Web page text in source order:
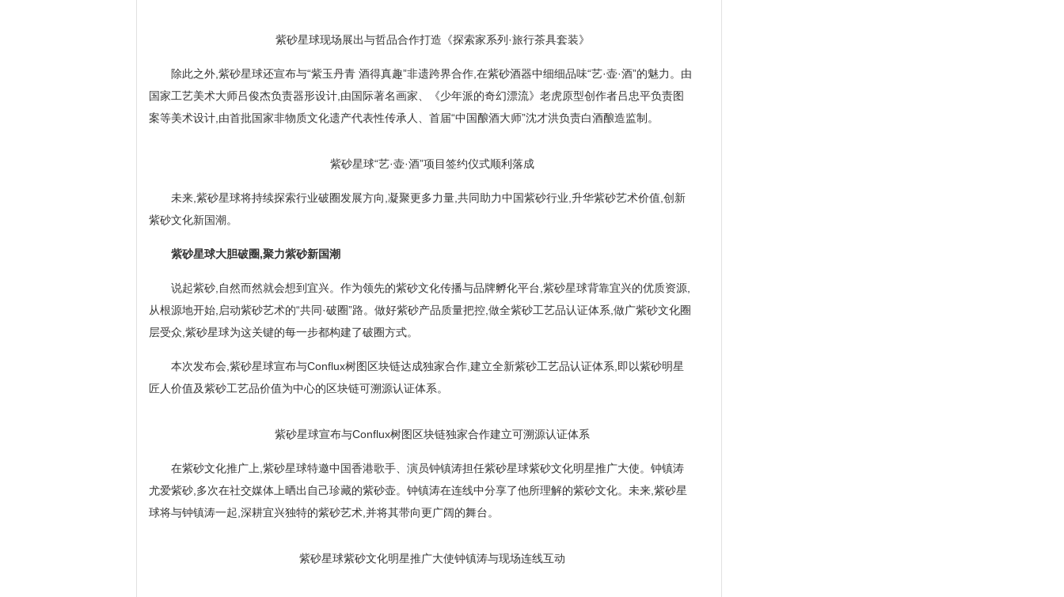
紫砂星球现场展出与哲品合作打造《探索家系列·旅行茶具套装》
除此之外,紫砂星球还宣布与“紫玉丹青 酒得真趣”非遗跨界合作,在紫砂酒器中细细品味“艺·壶·酒”的魅力。由
国家工艺美术大师吕俊杰负责器形设计,由国际著名画家、《少年派的奇幻漂流》老虎原型创作者吕忠平负责图
案等美术设计,由首批国家非物质文化遗产代表性传承人、首届“中国酿酒大师”沈才洪负责白酒酿造监制。
紫砂星球“艺·壶·酒”项目签约仪式顺利落成
未来,紫砂星球将持续探索行业破圈发展方向,凝聚更多力量,共同助力中国紫砂行业,升华紫砂艺术价值,创新
紫砂文化新国潮。
紫砂星球大胆破圈,聚力紫砂新国潮
说起紫砂,自然而然就会想到宜兴。作为领先的紫砂文化传播与品牌孵化平台,紫砂星球背靠宜兴的优质资源,
从根源地开始,启动紫砂艺术的“共同·破圈”路。做好紫砂产品质量把控,做全紫砂工艺品认证体系,做广紫砂文化圈
层受众,紫砂星球为这关键的每一步都构建了破圈方式。
本次发布会,紫砂星球宣布与Conflux树图区块链达成独家合作,建立全新紫砂工艺品认证体系,即以紫砂明星
匠人价值及紫砂工艺品价值为中心的区块链可溯源认证体系。
紫砂星球宣布与Conflux树图区块链独家合作建立可溯源认证体系
在紫砂文化推广上,紫砂星球特邀中国香港歌手、演员钟镇涛担任紫砂星球紫砂文化明星推广大使。钟镇涛
尤爱紫砂,多次在社交媒体上晒出自己珍藏的紫砂壶。钟镇涛在连线中分享了他所理解的紫砂文化。未来,紫砂星
球将与钟镇涛一起,深耕宜兴独特的紫砂艺术,并将其带向更广阔的舞台。
紫砂星球紫砂文化明星推广大使钟镇涛与现场连线互动